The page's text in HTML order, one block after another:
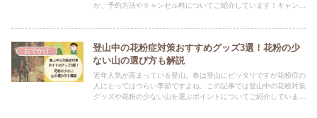
か、予約方法やキャンセル料についてご紹介しています！キャンプ
おでかけ
登山中の花粉症対策おすすめグッズ3選！花粉の少
ない山の選び方も解説
近年人気が高まっている登山。春は登山にピッタリですが花粉症の
人にとってはつらい季節ですよね。この記事では登山中の花粉対策
グッズや花粉の少ない山を選ぶポイントについてご紹介していま